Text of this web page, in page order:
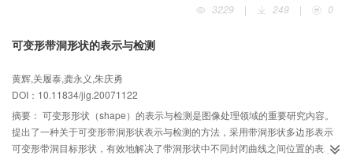
3229
| 249 | 0
可变形带洞形状的表示与检测
黄辉,关履泰,龚永义,朱庆勇
DOI：10.11834/jig.20071122
摘要： 可变形形状（shape）的表示与检测是图像处理领域的重要研究内容。
提出了一种关于可变形带洞形状表示与检测的方法，采用带洞形状多边形表示
可变形带洞目标形状，有效地解决了带洞形状中不同封闭曲线之间位置的表示